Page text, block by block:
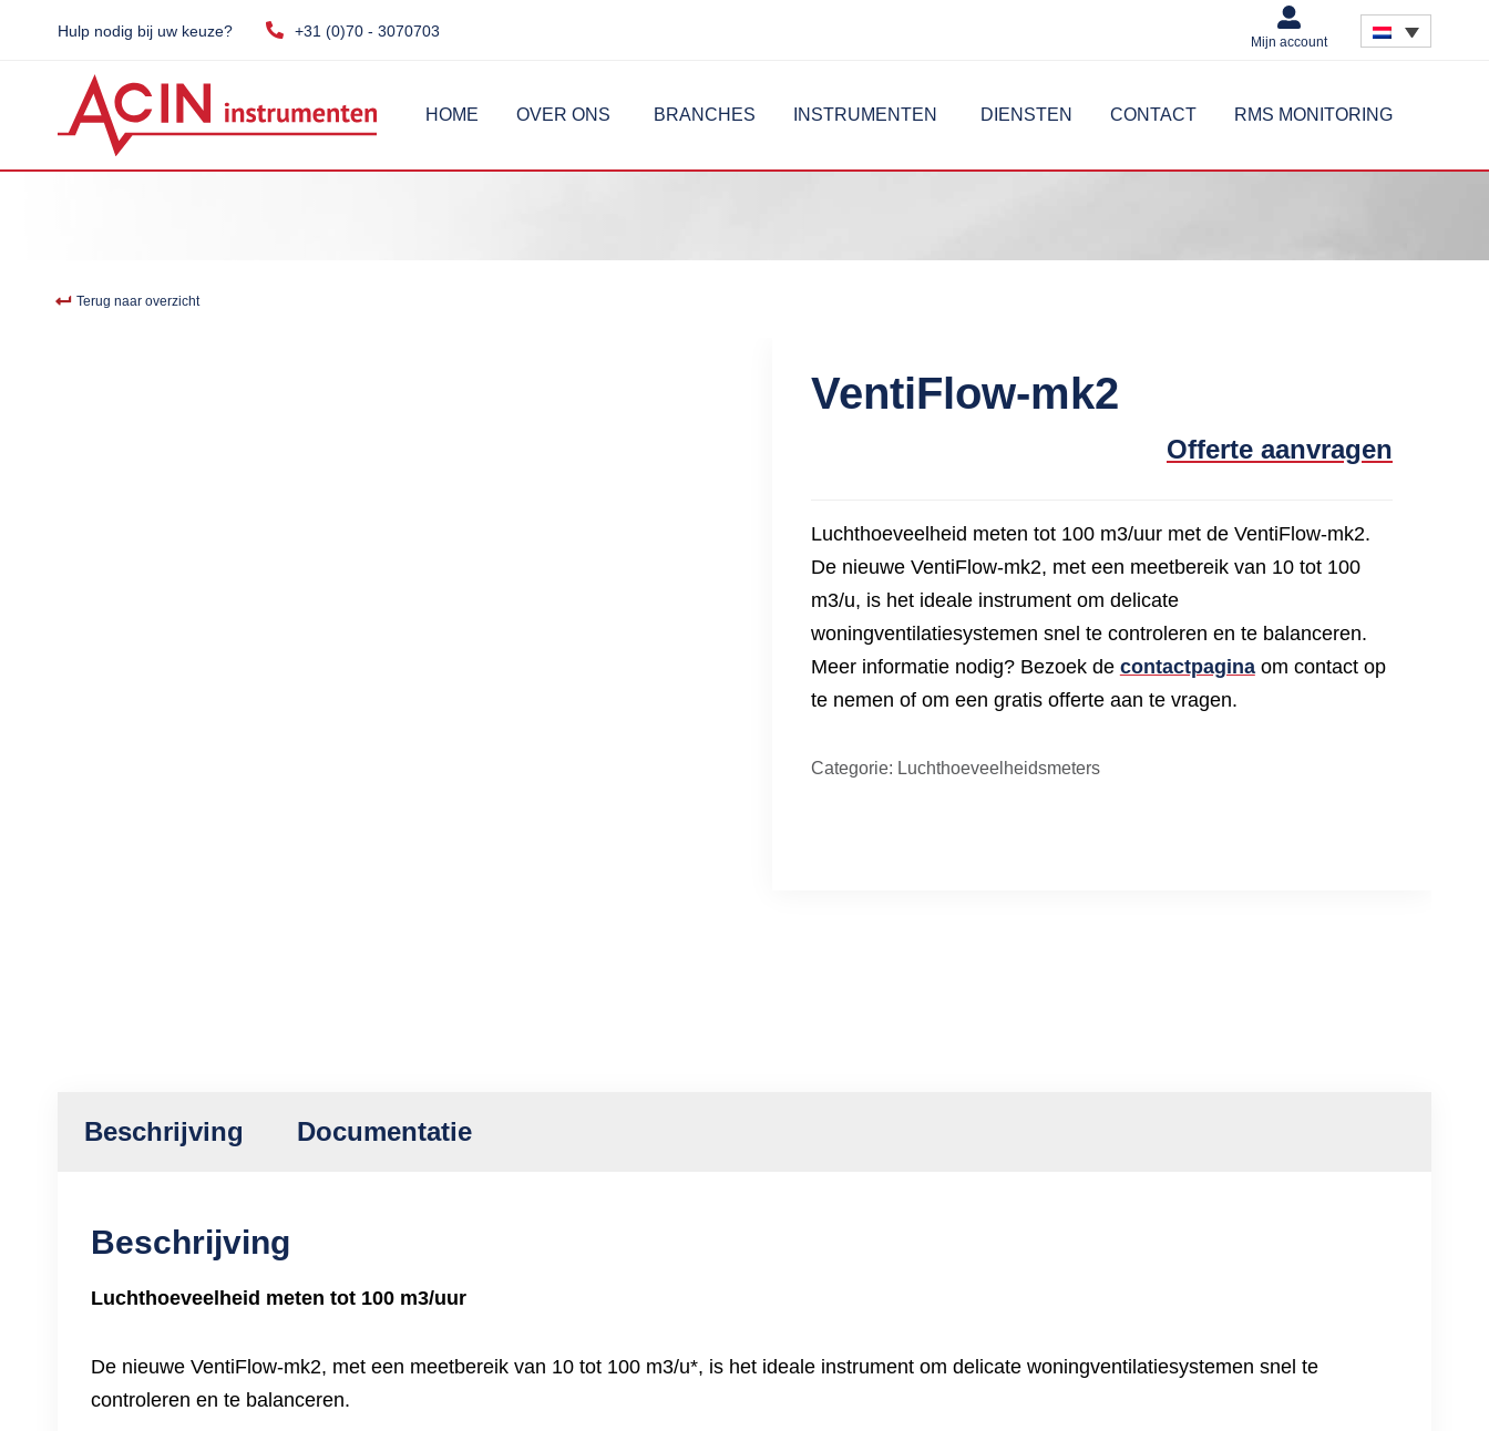
Hulp nodig bij uw keuze? +31 (0)70 - 3070703
Mijn account
HOME OVER ONS BRANCHES INSTRUMENTEN DIENSTEN CONTACT RMS MONITORING
Terug naar overzicht
VentiFlow-mk2
Offerte aanvragen
Luchthoeveelheid meten tot 100 m3/uur met de VentiFlow-mk2.
De nieuwe VentiFlow-mk2, met een meetbereik van 10 tot 100
m3/u, is het ideale instrument om delicate
woningventilatiesystemen snel te controleren en te balanceren.
Meer informatie nodig? Bezoek de contactpaginaom contact op
te nemen of om een gratis offerte aan te vragen.
Categorie: Luchthoeveelheidsmeters
Beschrijving Documentatie
Beschrijving
Luchthoeveelheid meten tot 100 m3/uur
De nieuwe VentiFlow-mk2, met een meetbereik van 10 tot 100 m3/u*, is het ideale instrument om delicate woningventilatiesystemen snel te
controleren en te balanceren.